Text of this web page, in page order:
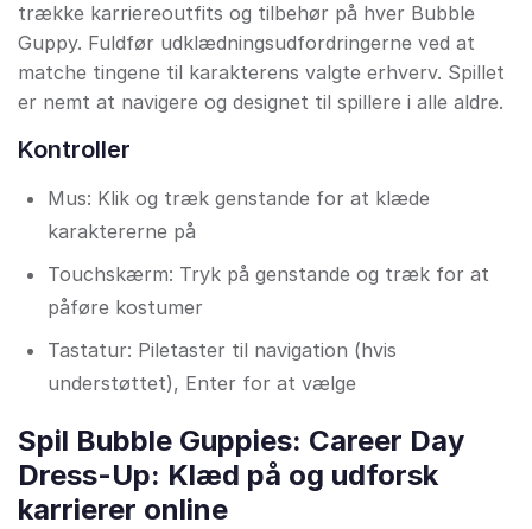
trække karriereoutfits og tilbehør på hver Bubble
Guppy. Fuldfør udklædningsudfordringerne ved at
matche tingene til karakterens valgte erhverv. Spillet
er nemt at navigere og designet til spillere i alle aldre.
Kontroller
Mus: Klik og træk genstande for at klæde
karaktererne på
Touchskærm: Tryk på genstande og træk for at
påføre kostumer
Tastatur: Piletaster til navigation (hvis
understøttet), Enter for at vælge
Spil Bubble Guppies: Career Day
Dress-Up: Klæd på og udforsk
karrierer online